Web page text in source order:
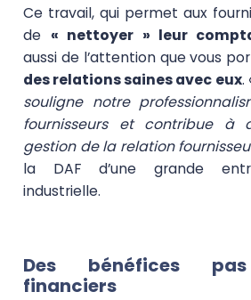
Ce travail, qui permet aux
de « nettoyer » leur
aussi de l’attention que vous
des relations saines avec eux.
souligne notre
fournisseurs et contribue à
gestion de la relation
la DAF d’une grande
industrielle.
Des bénéfices
financiers